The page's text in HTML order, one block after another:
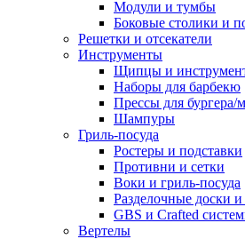
Модули и тумбы
Боковые столики и
Решетки и отсекатели
Инструменты
Щипцы и
Наборы для барбекю
Прессы для бургера/
Шампуры
Гриль-посуда
Ростеры и подставки
Противни и сетки
Воки и гриль-посуда
Разделочные доски
GBS и Crafted
Вертелы